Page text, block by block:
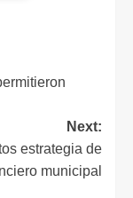
Next:
estrategia de
municipal